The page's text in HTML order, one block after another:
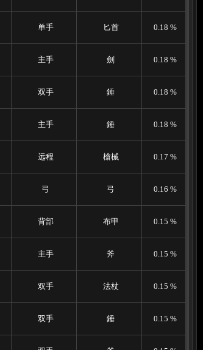
单手 匕首 0.18 %
主手 劍 0.18 %
双手 錘 0.18 %
主手 錘 0.18 %
远程 槍械 0.17 %
弓 弓 0.16 %
背部 布甲 0.15 %
主手 斧 0.15 %
双手 法杖 0.15 %
双手 錘 0.15 %